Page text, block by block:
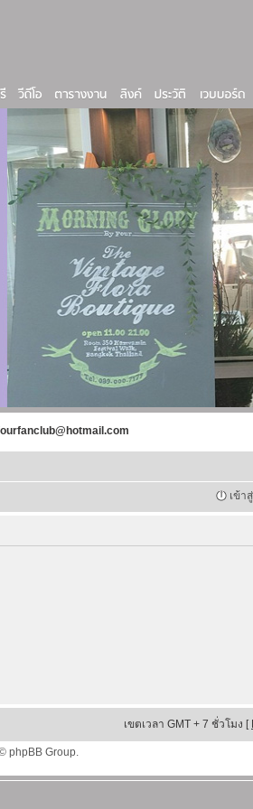
เข้า
เขตเวลา GMT + 7 ชั่วโมง [
phpBB Group.